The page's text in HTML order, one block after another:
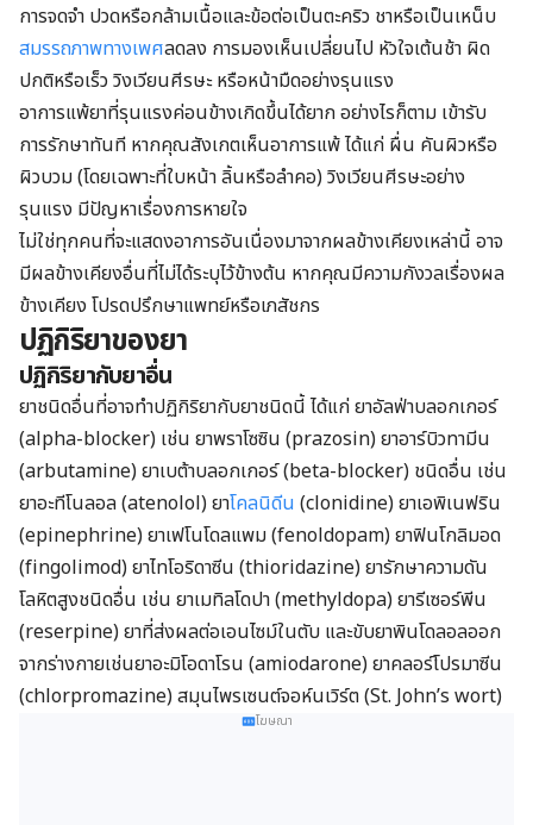
การจดจำ ปวดหรือกล้ามเนื้อและข้อต่อเป็นตะคริว ชาหรือเป็นเหน็บ
สมรรถภาพทางเพศลดลง การมองเห็นเปลี่ยนไป หัวใจเต้นช้า ผิด
ปกติหรือเร็ว วิงเวียนศีรษะ หรือหน้ามืดอย่างรุนแรง
อาการแพ้ยาที่รุนแรงค่อนข้างเกิดขึ้นได้ยาก อย่างไรก็ตาม เข้ารับ
การรักษาทันที หากคุณสังเกตเห็นอาการแพ้ ได้แก่ ผื่น คันผิวหรือ
ผิวบวม (โดยเฉพาะที่ใบหน้า ลิ้นหรือลำคอ) วิงเวียนศีรษะอย่าง
รุนแรง มีปัญหาเรื่องการหายใจ
ไม่ใช่ทุกคนที่จะแสดงอาการอันเนื่องมาจากผลข้างเคียงเหล่านี้ อาจ
มีผลข้างเคียงอื่นที่ไม่ได้ระบุไว้ข้างต้น หากคุณมีความกังวลเรื่องผล
ข้างเคียง โปรดปรึกษาแพทย์หรือเภสัชกร
ปฏิกิริยาของยา
ปฏิกิริยากับยาอื่น
ยาชนิดอื่นที่อาจทำปฏิกิริยากับยาชนิดนี้ ได้แก่ ยาอัลฟ่าบลอกเกอร์
(alpha-blocker) เช่น ยาพราโซซิน (prazosin) ยาอาร์บิวทามีน
(arbutamine) ยาเบต้าบลอกเกอร์ (beta-blocker) ชนิดอื่น เช่น
ยาอะทีโนลอล (atenolol) ยาโคลนิดีน (clonidine) ยาเอพิเนฟริน
(epinephrine) ยาเฟโนโดลแพม (fenoldopam) ยาฟินโกลิมอด
(fingolimod) ยาไทโอริดาซีน (thioridazine) ยารักษาความดัน
โลหิตสูงชนิดอื่น เช่น ยาเมทิลโดปา (methyldopa) ยารีเซอร์พีน
(reserpine) ยาที่ส่งผลต่อเอนไซม์ในตับ และขับยาพินโดลอลออก
จากร่างกายเช่นยาอะมิโอดาโรน (amiodarone) ยาคลอร์โปรมาซีน
(chlorpromazine) สมุนไพรเซนต์จอห์นเวิร์ต (St. John’s wort)
โฆษณา